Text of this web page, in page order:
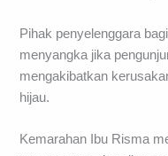
Pihak penyelenggara
menyangka jika
mengakibatkan
hijau.
Kemarahan Ibu Risma